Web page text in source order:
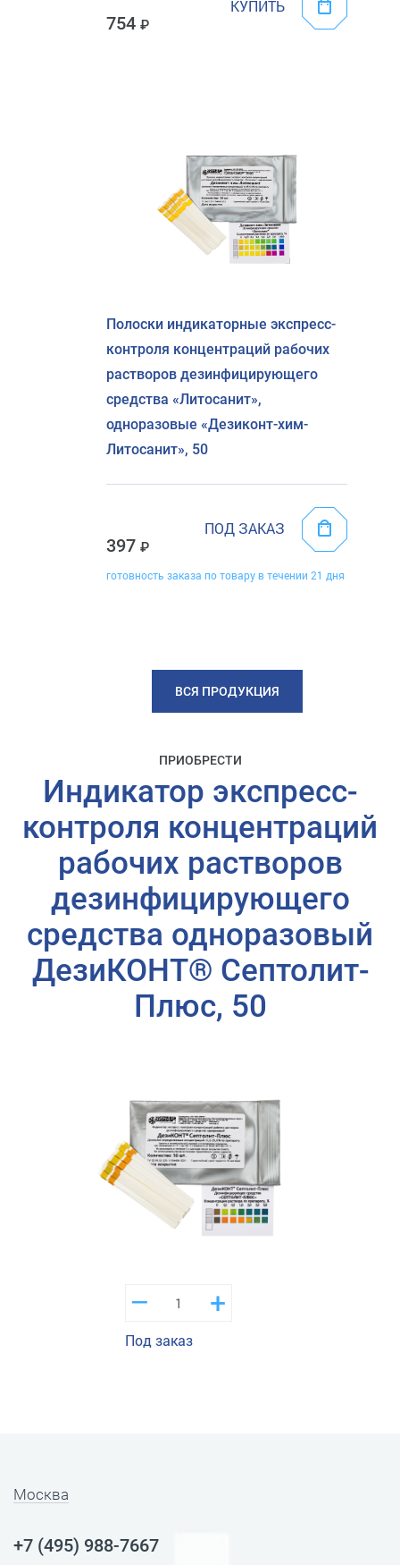
754
КУПИТЬ
Полоски индикаторные экспресс-
контроля концентраций рабочих
растворов дезинфицирующего
средства «Литосанит»,
одноразовые «Дезиконт-хим-
Литосанит», 50
397
ПОД ЗАКАЗ
готовность заказа по товару в течении 21 дня
ВСЯ ПРОДУКЦИЯ
ПРИОБРЕСТИ
Индикатор экспресс-
контроля концентраций
рабочих растворов
дезинфицирующего
средства одноразовый
ДезиКОНТ® Септолит-
Плюс, 50
+
–
Под заказ
Москва
+7 (495) 988-7667